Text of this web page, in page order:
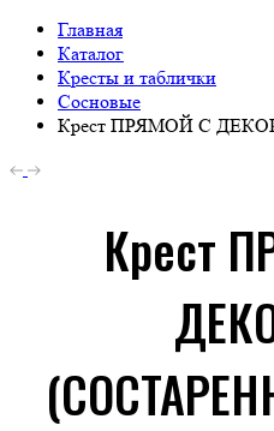
Главная
Каталог
Кресты и таблички
Сосновые
Крест ПРЯМОЙ С
Крест